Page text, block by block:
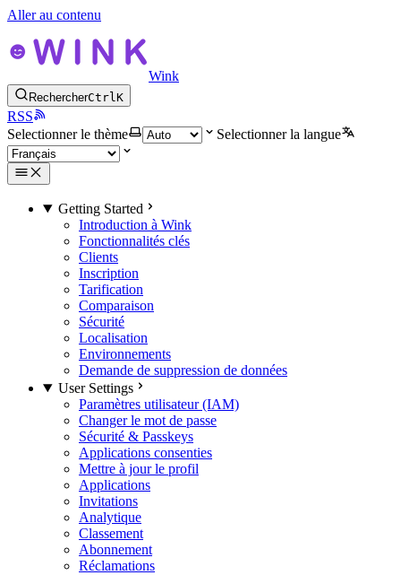
Aller au contenu
Wink
RechercherCtrlK
RSS
Selectionner le thème
Selectionner la langue
Getting Started
Introduction à Wink
Fonctionnalités clés
Clients
Inscription
Tarification
Comparaison
Sécurité
Localisation
Environnements
Demande de suppression de données
User Settings
Paramètres utilisateur (IAM)
Changer le mot de passe
Sécurité & Passkeys
Applications consenties
Mettre à jour le profil
Applications
Invitations
Analytique
Classement
Abonnement
Réclamations